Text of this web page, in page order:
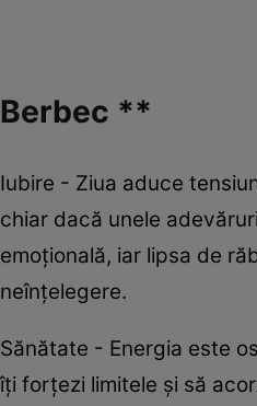
Berbec **
Iubire - Ziua aduce
chiar dacă unele
emoțională, iar lipsa de
neînțelegere.
Sănătate - Energia este
îți forțezi limitele și să